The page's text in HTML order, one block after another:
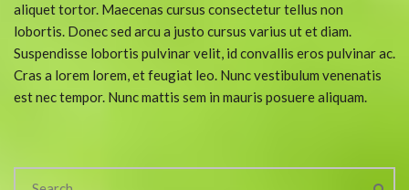
aliquet tortor. Maecenas cursus consectetur tellus non
lobortis. Donec sed arcu a justo cursus varius ut et diam.
Suspendisse lobortis pulvinar velit, id convallis eros pulvinar ac.
Cras a lorem lorem, et feugiat leo. Nunc vestibulum venenatis
est nec tempor. Nunc mattis sem in mauris posuere aliquam.